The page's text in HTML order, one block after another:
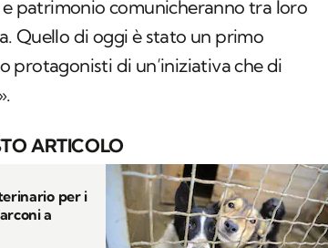
patrimonio comunicheranno tra loro
Quello di oggi è stato un primo
protagonisti di un’iniziativa che di
ARTICOLO
per i
a